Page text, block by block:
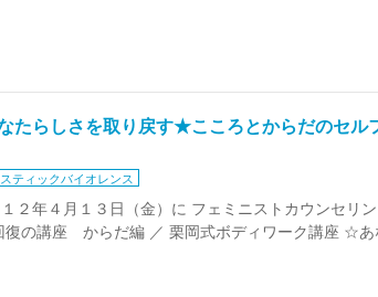
たらしさを取り戻す★こころとからだのセル
ティックバイオレンス
２年４月１３日（金）に フェミニストカウンセリ
復の講座 からだ編 ／ 栗岡式ボディワーク講座 ☆あ